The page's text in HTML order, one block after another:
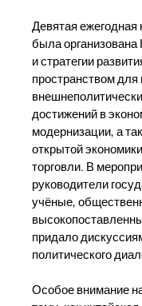
Девятая
была организована
и стратегии
пространством
достижений в
модернизации, а
открытой
торговли. В
руководители
учёные,
придало
политического
Особое внимание